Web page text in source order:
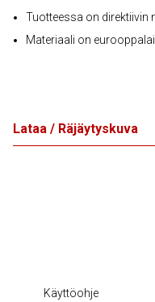
Tuotteessa on direktiivin
Materiaali on
Lataa / Räjäytyskuva
Käyttöohje